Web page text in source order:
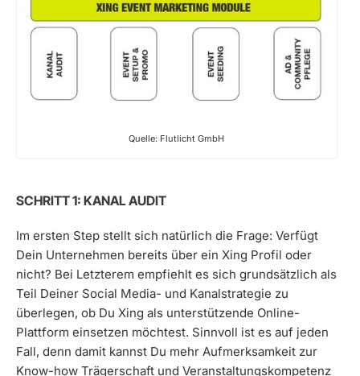
Quelle: Flutlicht GmbH
SCHRITT 1: KANAL AUDIT
Im ersten Step stellt sich natürlich die Frage: Verfügt
Dein Unternehmen bereits über ein Xing Profil oder
nicht? Bei Letzterem empfiehlt es sich grundsätzlich als
Teil Deiner Social Media- und Kanalstrategie zu
überlegen, ob Du Xing als unterstützende Online-
Plattform einsetzen möchtest. Sinnvoll ist es auf jeden
Fall, denn damit kannst Du mehr Aufmerksamkeit zur
Know-how Trägerschaft und Veranstaltungskompetenz